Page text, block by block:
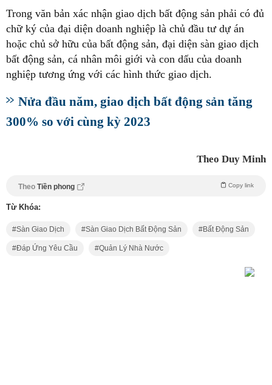
Trong văn bản xác nhận giao dịch bất động sản phải có đủ
chữ ký của đại diện doanh nghiệp là chủ đầu tư dự án
hoặc chủ sở hữu của bất động sản, đại diện sàn giao dịch
bất động sản, cá nhân môi giới và con dấu của doanh
nghiệp tương ứng với các hình thức giao dịch.
Nửa đầu năm, giao dịch bất động sản tăng
300% so với cùng kỳ 2023
Theo Duy Minh
Theo Tiền phong Copy link
Từ Khóa:
Sàn Giao Dịch Sàn Giao Dịch Bất Động Sản Bất Động Sản
Đáp Ứng Yêu Cầu Quản Lý Nhà Nước